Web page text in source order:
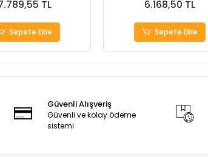
TL
Sepete Ekle
6.168,50 TL
Sepete Ekle
Güvenli Alışveriş
Güvenli ve kolay ödeme
sistemi